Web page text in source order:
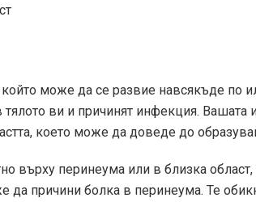
може да се развие навсякъде по
тялото ви и причинят инфекция. Вашата
което може да доведе до
върху перинеума или в близка област,
причини болка в перинеума. Те